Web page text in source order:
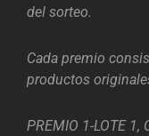
del sorteo.
Cada premio
productos
PREMIO 1-LOTE